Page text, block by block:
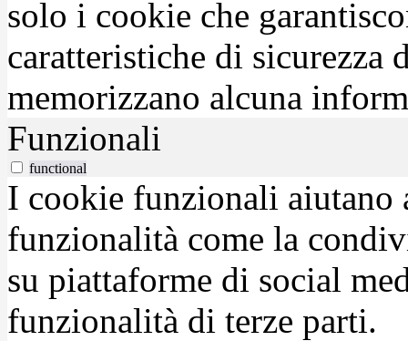
solo i cookie che
caratteristiche di sicurezza
memorizzano alcuna
Funzionali
functional
I cookie funzionali aiutano
funzionalità come la
su piattaforme di social
funzionalità di terze parti.